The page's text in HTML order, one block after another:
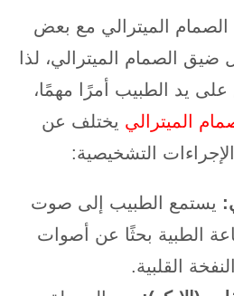
الصمام الميترالي مع بعض
ضيق الصمام الميترالي، لذا
يد الطبيب أمرًا مهمًا،
الميترالي يختلف عن
التشخيصية:
يستمع الطبيب إلى صوت
الطبية بحثًا عن أصوات
القلبية.